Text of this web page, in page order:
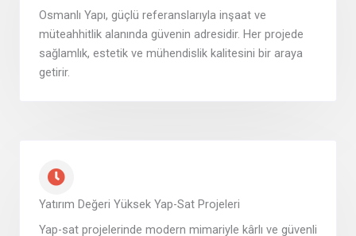
Osmanlı Yapı, güçlü referanslarıyla inşaat ve
müteahhitlik alanında güvenin adresidir. Her projede
sağlamlık, estetik ve mühendislik kalitesini bir araya
getirir.
Yatırım Değeri Yüksek Yap-Sat Projeleri
Yap-sat projelerinde modern mimariyle kârlı ve güvenli